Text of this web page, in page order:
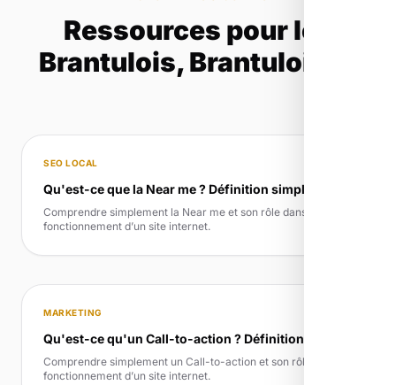
Ressources pour les
Brantulois, Brantuloises
SEO LOCAL
Qu'est-ce que la Near me ? Définition simple
Comprendre simplement la Near me et son rôle dans le
fonctionnement d’un site internet.
MARKETING
Qu'est-ce qu'un Call-to-action ? Définition simple
Comprendre simplement un Call-to-action et son rôle dans le
fonctionnement d’un site internet.